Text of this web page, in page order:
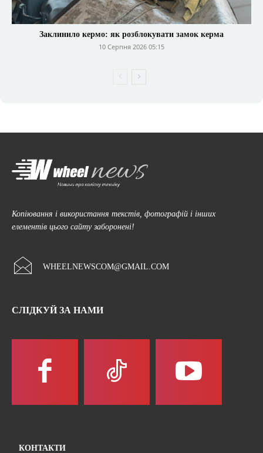
Заклинило кермо: як розблокувати замок керма
10 Серпня 2026 05:15
Копіювання і використання текстів, фотографій і інших
елементів цього сайту заборонені!
WHEELNEWSCOM@GMAIL.COM
СЛІДКУЙ ЗА НАМИ
КОНТАКТИ